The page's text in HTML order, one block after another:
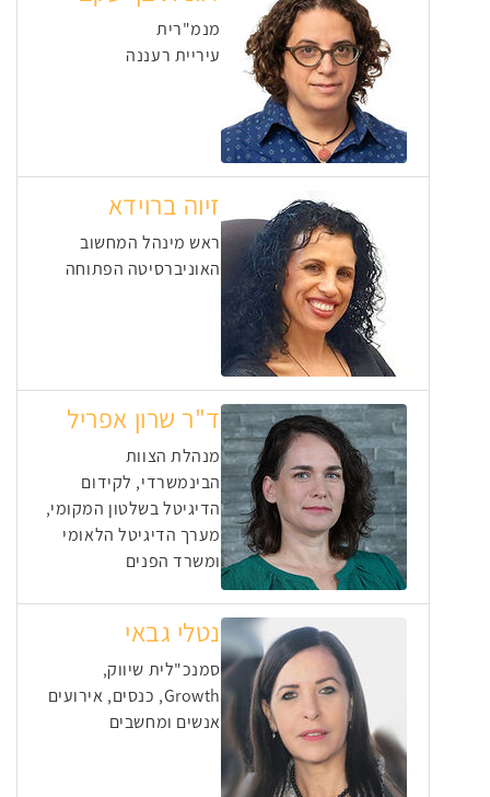
מנמ"רית
עיריית רעננה
זיוה ברוידא
ראש מינהל המחשוב
האוניברסיטה הפתוחה
ד"ר שרון אפריל
מנהלת הצוות
הבינמשרדי, לקידום
הדיגיטל בשלטון המקומי,
מערך הדיגיטל הלאומי
ומשרד הפנים
נטלי גבאי
סמנכ"לית שיווק,
Growth, כנסים, אירועים
אנשים ומחשבים